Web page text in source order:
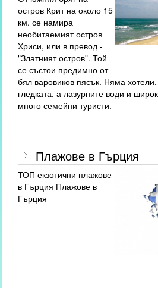
остров Крит на около 15
км. се намира
необитаемият остров
Хриси, или в превод -
"Златният остров". Той
се състои предимно от
бял варовиков пясък. Няма
гледката, а лазурните води и
много семейни туристи.
Плажове в Гърция
ТОП екзотични плажове
в Гърция Плажове в
Гърция